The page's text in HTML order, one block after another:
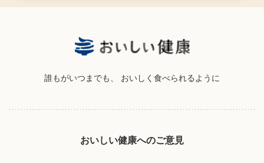
誰もがいつまでも、 おいしく食べられるように
おいしい健康へのご意見